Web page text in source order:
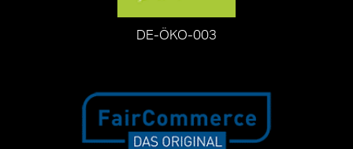
DE-ÖKO-003